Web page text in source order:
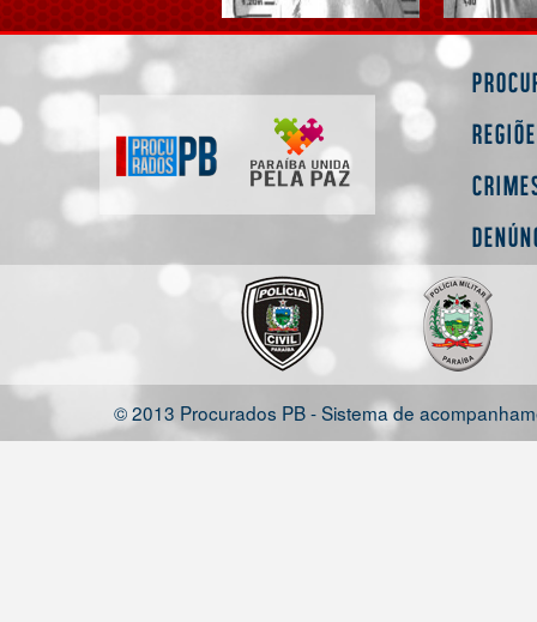
© 2013 Procurados PB - Sistema de